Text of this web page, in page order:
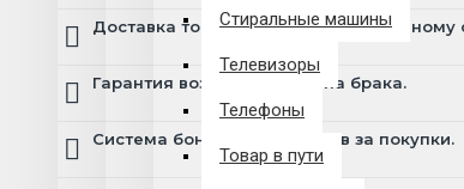
Стиральные машины
Телевизоры
Телефоны
Товар в пути
Доставка товара по всему Таможенному
Гарантия возврата и обмена брака.
Система бонусов и подарков за покупки.